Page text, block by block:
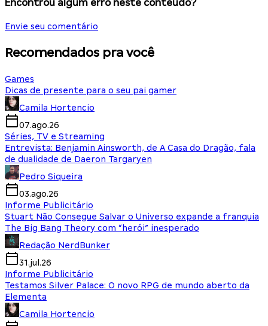
Encontrou algum erro neste conteúdo?
Envie seu comentário
Recomendados pra você
Games
Dicas de presente para o seu pai gamer
Camila Hortencio
07.ago.26
Séries, TV e Streaming
Entrevista: Benjamin Ainsworth, de A Casa do Dragão, fala
de dualidade de Daeron Targaryen
Pedro Siqueira
03.ago.26
Informe Publicitário
Stuart Não Consegue Salvar o Universo expande a franquia
The Big Bang Theory com “herói” inesperado
Redação NerdBunker
31.jul.26
Informe Publicitário
Testamos Silver Palace: O novo RPG de mundo aberto da
Elementa
Camila Hortencio